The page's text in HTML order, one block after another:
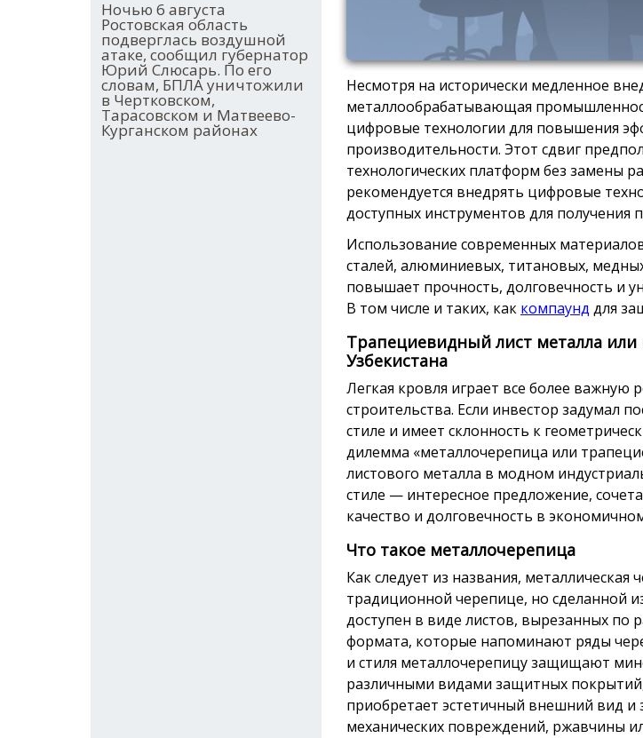
Ночью 6 августа
Ростовская область
подверглась воздушной
атаке, сообщил губернатор
Юрий Слюсарь. По его
словам, БПЛА уничтожили
в Чертковском,
Тарасовском и Матвеево-
Курганском районах
Несмотря на исторически медленное
металлообрабатывающая
цифровые технологии для повышения
производительности. Этот сдвиг
технологических платформ без замены
рекомендуется внедрять цифровые
доступных инструментов для получения
Использование современных
сталей, алюминиевых, титановых,
повышает прочность, долговечность и
В том числе и таких, как компаунд для
Трапециевидный лист металла
Узбекистана
Легкая кровля играет все более важную
строительства. Если инвестор задумал
стиле и имеет склонность к
дилемма «металлочерепица или
листового металла в модном
стиле — интересное предложение,
качество и долговечность в
Что такое металлочерепица
Как следует из названия, металлическая
традиционной черепице, но сделанной
доступен в виде листов, вырезанных по
формата, которые напоминают ряды
и стиля металлочерепицу защищают
различными видами защитных
приобретает эстетичный внешний вид
механических повреждений, ржавчины